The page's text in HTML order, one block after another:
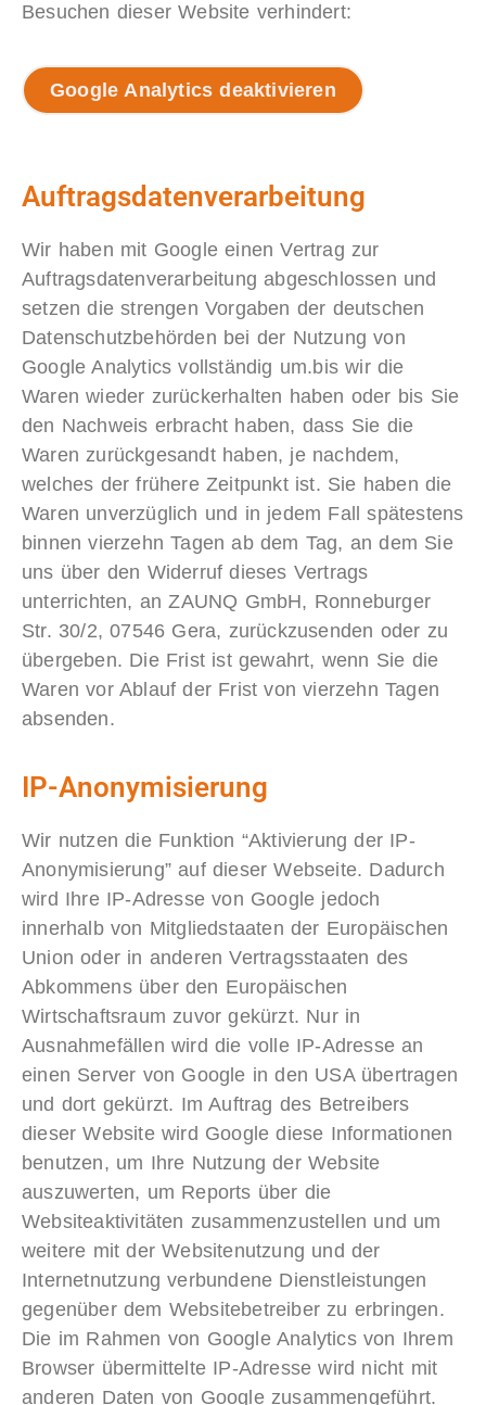
Besuchen dieser Website verhindert:
Google Analytics deaktivieren
Auftragsdatenverarbeitung
Wir haben mit Google einen Vertrag zur
Auftragsdatenverarbeitung abgeschlossen und
setzen die strengen Vorgaben der deutschen
Datenschutzbehörden bei der Nutzung von
Google Analytics vollständig um.bis wir die
Waren wieder zurückerhalten haben oder bis Sie
den Nachweis erbracht haben, dass Sie die
Waren zurückgesandt haben, je nachdem,
welches der frühere Zeitpunkt ist. Sie haben die
Waren unverzüglich und in jedem Fall spätestens
binnen vierzehn Tagen ab dem Tag, an dem Sie
uns über den Widerruf dieses Vertrags
unterrichten, an ZAUNQ GmbH, Ronneburger
Str. 30/2, 07546 Gera, zurückzusenden oder zu
übergeben. Die Frist ist gewahrt, wenn Sie die
Waren vor Ablauf der Frist von vierzehn Tagen
absenden.
IP-Anonymisierung
Wir nutzen die Funktion “Aktivierung der IP-
Anonymisierung” auf dieser Webseite. Dadurch
wird Ihre IP-Adresse von Google jedoch
innerhalb von Mitgliedstaaten der Europäischen
Union oder in anderen Vertragsstaaten des
Abkommens über den Europäischen
Wirtschaftsraum zuvor gekürzt. Nur in
Ausnahmefällen wird die volle IP-Adresse an
einen Server von Google in den USA übertragen
und dort gekürzt. Im Auftrag des Betreibers
dieser Website wird Google diese Informationen
benutzen, um Ihre Nutzung der Website
auszuwerten, um Reports über die
Websiteaktivitäten zusammenzustellen und um
weitere mit der Websitenutzung und der
Internetnutzung verbundene Dienstleistungen
gegenüber dem Websitebetreiber zu erbringen.
Die im Rahmen von Google Analytics von Ihrem
Browser übermittelte IP-Adresse wird nicht mit
anderen Daten von Google zusammengeführt.